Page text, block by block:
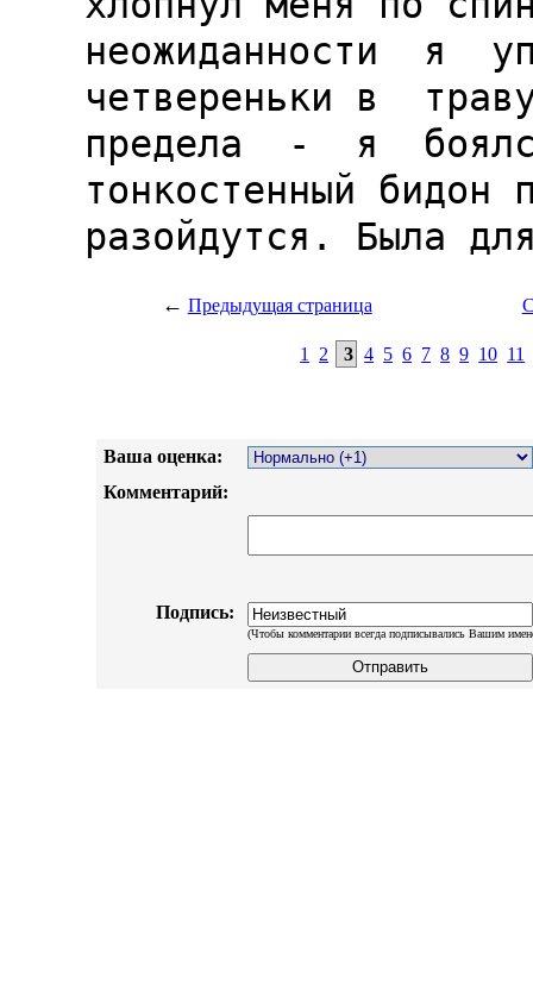
← Предыдущая страница
1 2 3 4 5 6 7 8 9 10 11
Ваша оценка:
Комментарий:
Подпись:
(Чтобы комментарии всегда подписывались Вашим